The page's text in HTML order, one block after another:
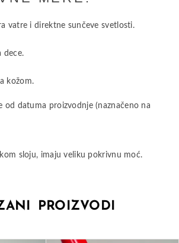
vatre i direktne sunčeve svetlosti.
dece.
kožom.
od datuma proizvodnje (naznačeno na
sloju, imaju veliku pokrivnu moć.
PROIZVODI